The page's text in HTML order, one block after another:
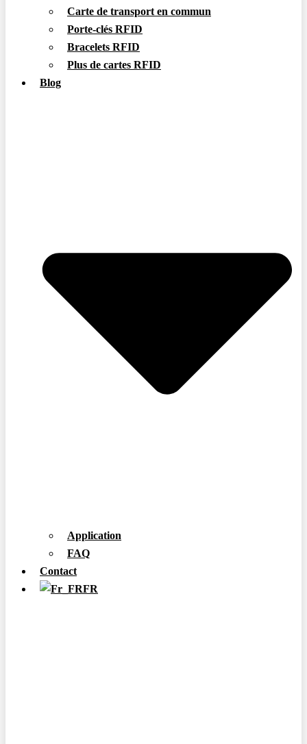
Carte de transport en commun
Porte-clés RFID
Bracelets RFID
Plus de cartes RFID
Blog
Application
FAQ
Contact
FR